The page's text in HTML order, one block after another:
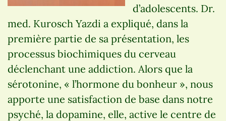
d’adolescents. Dr.
med. Kurosch Yazdi a expliqué, dans la
première partie de sa présentation, les
processus biochimiques du cerveau
déclenchant une addiction. Alors que la
sérotonine, « l’hormone du bonheur », nous
apporte une satisfaction de base dans notre
psyché, la dopamine, elle, active le centre de